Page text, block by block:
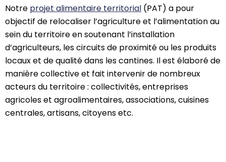
Notre projet alimentaire territorial (PAT) a pour
objectif de relocaliser l’agriculture et l’alimentation au
sein du territoire en soutenant l’installation
d’agriculteurs, les circuits de proximité ou les produits
locaux et de qualité dans les cantines. Il est élaboré de
manière collective et fait intervenir de nombreux
acteurs du territoire : collectivités, entreprises
agricoles et agroalimentaires, associations, cuisines
centrales, artisans, citoyens etc.